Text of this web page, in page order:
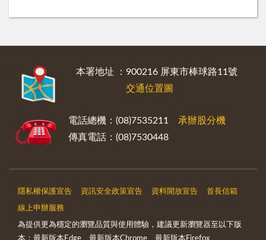
本署地址 ：900216 屏東市棒球路11號
交通位置圖
電話總機：(08)7535211 承辦股分機
傳真電話：(08)7530448
隱私權保護宣告 資訊安全政策宣告 資料開放宣告 首長信箱
線上申辦服務
為提供更為穩定的瀏覽品質與使用體驗，建議更新瀏覽器至以下版